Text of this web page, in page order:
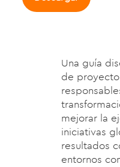
Una guía
de
mejorar la
iniciativas
resultados
entornos